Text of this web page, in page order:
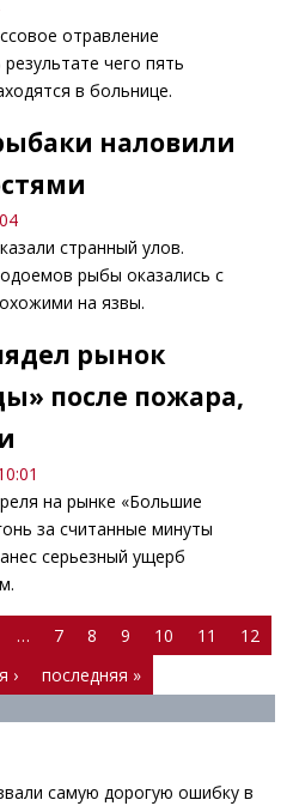
отравление
чего пять
в больнице.
наловили
странный улов.
рыбы оказались с
на язвы.
рынок
после пожара,
на рынке «Большие
за считанные минуты
серьезный ущерб
… 7 8 9 10 11
12
›
последняя »
самую дорогую ошибку в